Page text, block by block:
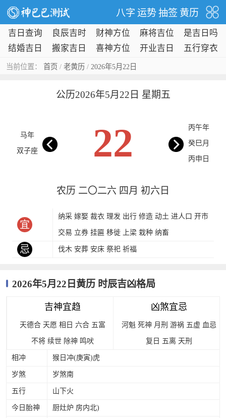
八字 运势 抽签 黄历
吉日查询 良辰吉时 财神方位 麻将吉位
是吉日吗
结婚吉日
搬家吉日 喜神方位 开业吉日 五行穿衣
当前位置： 首页 / 老黄历 / 2026年5月22日
公历2026年5月22日 星期五
马年
双子座 22 丙午年
癸巳月
丙申日
农历 二〇二六 四月 初六日
宜
纳采 嫁娶 裁衣 理发 出行 修造 动土 进人口 开市
交易 立券 挂匾 移徙 上梁 栽种 纳畜
忌 伐木 安葬 安床 祭祀 祈福
2026年5月22日黄历 时辰吉凶格局
吉神宜趋
天德合 天愿 相日 六合 五富
不将 续世 除神 鸣吠
凶煞宜忌
河魁 死神 月刑 游祸 五虚 血忌
复日 五离 天刑
相冲 猴日冲(庚寅)虎
岁煞 岁煞南
五行 山下火
今日胎神 厨灶炉 房内北)